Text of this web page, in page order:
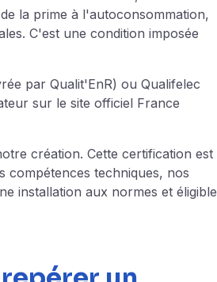
la prime à l'autoconsommation,
C'est une condition imposée
par Qualit'EnR) ou Qualifelec
sur le site officiel France
création. Cette certification est
compétences techniques, nos
installation aux normes et éligible